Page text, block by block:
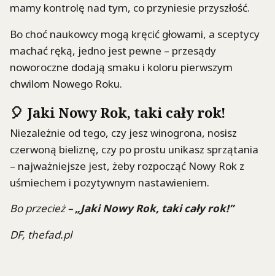
mamy kontrolę nad tym, co przyniesie przyszłość.
Bo choć naukowcy mogą kręcić głowami, a sceptycy
machać ręką, jedno jest pewne – przesądy
noworoczne dodają smaku i koloru pierwszym
chwilom Nowego Roku.
🎈 Jaki Nowy Rok, taki cały rok!
Niezależnie od tego, czy jesz winogrona, nosisz
czerwoną bieliznę, czy po prostu unikasz sprzątania
– najważniejsze jest, żeby rozpocząć Nowy Rok z
uśmiechem i pozytywnym nastawieniem.
Bo przecież –„Jaki Nowy Rok, taki cały rok!”
DF, thefad.pl